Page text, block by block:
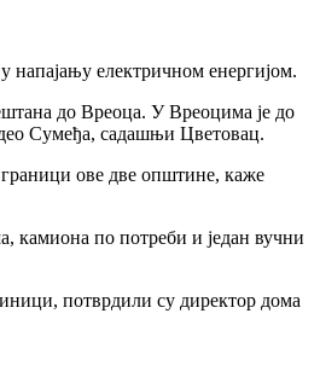
напајању електричном енергијом.
до Вреоца. У Вреоцима је до
Сумеђа, садашњи Цветовац.
граници ове две општине, каже
камиона по потреби и један вучни
потврдили су директор дома